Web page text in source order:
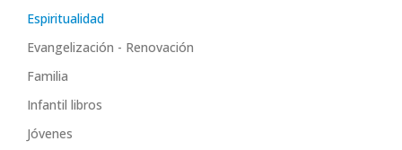
Espiritualidad
Evangelización - Renovación
Familia
Infantil libros
Jóvenes